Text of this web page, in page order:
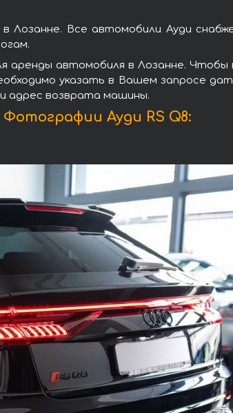
Лозанне. Все автомобили Ауди
аренды автомобиля в Лозанне.
указать в Вашем запросе
адрес возврата машины.
Фотографии Ауди RS Q8: